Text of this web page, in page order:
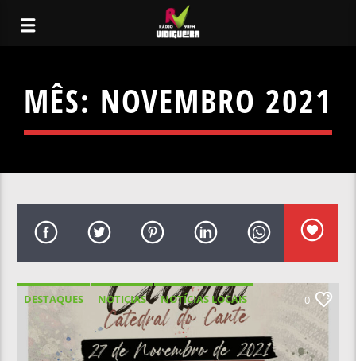
MÊS: NOVEMBRO 2021
DESTAQUES NOTICIAS
NOTÍCIAS LOCAIS
NOTÍCIAS NACIONAIS
0